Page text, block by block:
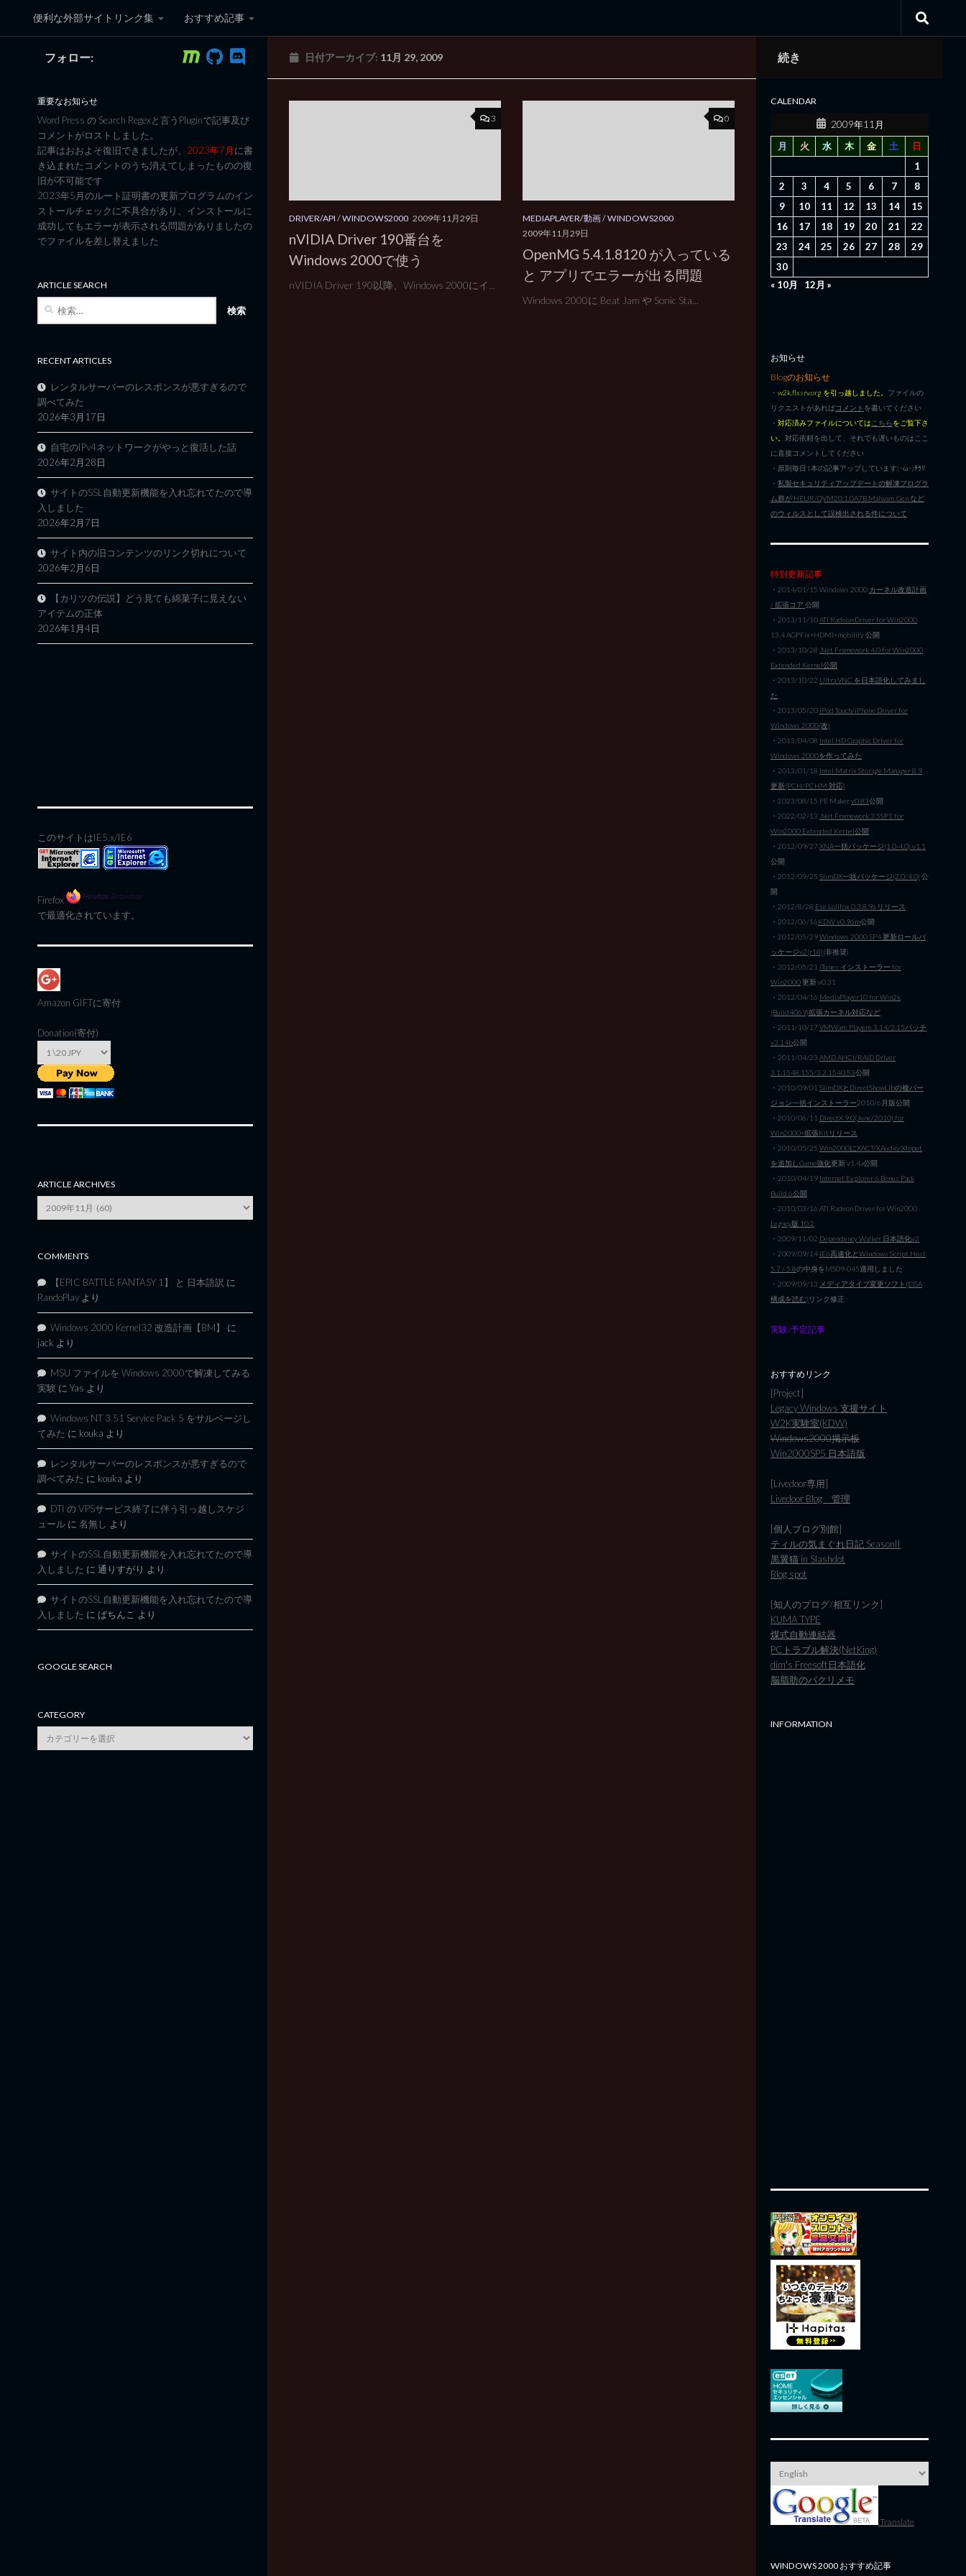
コンテンツへスキップ
便利な外部サイトリンク集 おすすめ記事
黒翼猫のコンピュータ日記 3rd Edition
日付アーカイブ: 11月 29, 2009
3
DRIVER/API /WINDOWS2000 2009年11月29日
nVIDIA Driver 190番台を
Windows 2000で使う
nVIDIA Driver 190以降、Windows 2000にイ...
0
MEDIAPLAYER/動画/WINDOWS2000
2009年11月29日
OpenMG 5.4.1.8120 が入っている
と アプリでエラーが出る問題
Windows 2000に Beat Jam や Sonic Sta...
フォロー:
重要なお知らせ
Word Press の Search Regexと言うPluginで記事及び
コメントがロストしました。
記事はおおよそ復旧できましたが、 2023年7月に書
き込まれたコメントのうち消えてしまったものの復
旧が不可能です
2023年5月のルート証明書の更新プログラムのイン
ストールチェックに不具合があり、インストールに
成功してもエラーが表示される問題がありましたの
でファイルを差し替えました
ARTICLE SEARCH
RECENT ARTICLES
レンタルサーバーのレスポンスが悪すぎるので
調べてみた
2026年3月17日
自宅のIPv4ネットワークがやっと復活した話
2026年2月28日
サイトのSSL自動更新機能を入れ忘れてたので導
入しました
2026年2月7日
サイト内の旧コンテンツのリンク切れについて
2026年2月6日
【カリツの伝説】どう見ても綿菓子に見えない
アイテムの正体
2026年1月4日
このサイトはIE5.x/IE6
Firefox
で最適化されています。
Amazon GIFTに寄付
Donation(寄付)
ARTICLE ARCHIVES
Archives
COMMENTS
【EPIC BATTLE FANTASY 1】 と 日本語訳 に
RandoPlay より
Windows 2000 Kernel32 改造計画【BM】
に
jack より
MSU ファイルを Windows 2000で解凍してみる
実験 に Yas より
Windows NT 3.51 Service Pack 5 をサルベージし
てみた に kouka より
レンタルサーバーのレスポンスが悪すぎるので
調べてみた に kouka より
DTI の VPSサービス終了に伴う引っ越しスケジ
ュール に 名無し より
サイトのSSL自動更新機能を入れ忘れてたので導
入しました に 通りすがり より
サイトのSSL自動更新機能を入れ忘れてたので導
入しました に ぱちんこ より
GOOGLE SEARCH
CATEGORY
category
続き
CALENDAR
2009年11月
月
火 水 木 金 土
日
1
2
3 4 5 6 7
8
9
10 11 12 13 14
15
16
17 18 19 20 21
22
23
24 25 26 27 28
29
30
« 10月
12月 »
お知らせ
Blogのお知らせ
・ w2k.flxsrv.org を引っ越しました。 ファイルの
リクエストがあればコメント を書いてください
・ 対応済みファイルについては こちらをご覧下さ
い。 対応依頼を出して、それでも遅いものはここ
に直接コメントしてください
・原則毎日1本の記事アップしています|･ω･)ﾁﾗﾘ
・ 私製セキュリティアップデートの解凍プログラ
ム群が HEUR/QVM20.1.0A7B.Malware.Gen など
のウィルスとして誤検出される件について
特別更新記事
・2014/01/15 Windows 2000 カーネル改造計画
/ 拡張コア 公開
・2013/11/10ATI Radeon Driver for Win2000
13.4 AGPFix+HDMI+mobility 公開
・2013/10/28 .Net Framework 4.0 for Win2000
Extended Kernel公開
・2013/10/22 Ultra VNC を日本語化してみまし
た
・2013/05/20 iPod Touch/iPhone Driver for
Windows 2000(改)
・2013/04/08 Intel HD Graphic Driver for
Windows 2000を作ってみた
・2013/01/18 Intel Matrix Storage Manager 8.9
更新(PCH/PCHM 対応)
・2023/08/15 PE Makerv0.83公開
・2022/02/13 .Net Framework 3.5SP1 for
Win2000 Extended Kernel公開
・2012/09/27XNA一括パッケージ(1.0-4.0) v1.1
公開
・2012/09/25 SlimDX一括パッケージ(2.0/4.0) 公
開
・2012/8/28 Ese Lolifox 0.3.8.9a リリース
・2012/06/16KDW v0.96m公開
・2012/05/29Windows 2000 SP4 更新ロールパ
ッケージv2(r18)(非推奨)
・2012/05/21 iTunes インストーラー for
Win2000更新 v0.31
・2012/04/16 MediaPlayer10 for Win2k
(Build4069)拡張カーネル対応など
・2011/10/17VMWare Playere 3.14/3.15パッチ
v3.14b公開
・2011/04/23 AMD AHCI/RAID Driver
3.1.1548.155/3.2.1540.53公開
・2010/09/01 SlimDXとDirectShowLibの複バー
ジョン一括インストーラー2010/6月版公開
・2010/06/11 DirectX 9.0(June/2010) for
Win2000+拡張Kitリリース
・2010/05/25 Win2000にXACT/XAudio/XInput
を追加しGame強化更新 v1.4a公開
・2010/04/19 Internet Explorer 6 Bonus Pack
Build 6公開
・2010/03/16 ATI Radeon Driver for Win2000
Legacy版 10.2
・2009/11/02 Dependency Walker 日本語化v2
・2009/09/14 IE6高速化とWindows Script Host
5.7 / 5.8の中身をMS09-045適用しました
・2009/09/13 メディアタイプ変更ソフト(EISA
構成を読む) リンク修正
実験/予定記事
おすすめリンク
[Project]
Legacy Windows 支援サイト
W2K実験室(KDW)
Windows2000掲示板
Win2000SP5 日本語版
[Livedoor専用]
Livedoor Blog 管理
[個人ブログ別館]
ティルの気まぐれ日記 SeasonII
黒翼猫 in Slashdot
Blog spot
[知人のブログ/相互リンク]
KUMA TYPE
煤式自動連結器
PCトラブル解決(NetKing)
dim's Freesoft日本語化
脳脂肪のパクリメモ
INFORMATION
Translate
WINDOWS 2000 おすすめ記事